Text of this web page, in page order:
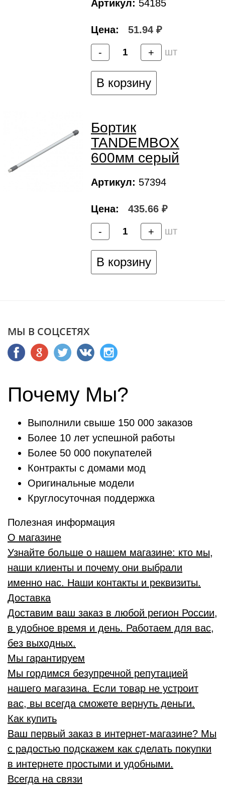
Артикул: 54185
Цена: 51.94 ₽
- + шт
В корзину
Бортик
TANDEMBOX
600мм серый
Артикул: 57394
Цена: 435.66 ₽
- + шт
В корзину
МЫ В СОЦСЕТЯХ
Почему Мы?
Выполнили свыше 150 000 заказов
Более 10 лет успешной работы
Более 50 000 покупателей
Контракты с домами мод
Оригинальные модели
Круглосуточная поддержка
Полезная информация
О магазине
Узнайте больше о нашем магазине: кто мы,
наши клиенты и почему они выбрали
именно нас. Наши контакты и реквизиты.
Доставка
Доставим ваш заказ в любой регион России,
в удобное время и день. Работаем для вас,
без выходных.
Мы гарантируем
Мы гордимся безупречной репутацией
нашего магазина. Если товар не устроит
вас, вы всегда сможете вернуть деньги.
Как купить
Ваш первый заказ в интернет-магазине? Мы
с радостью подскажем как сделать покупки
в интернете простыми и удобными.
Всегда на связи